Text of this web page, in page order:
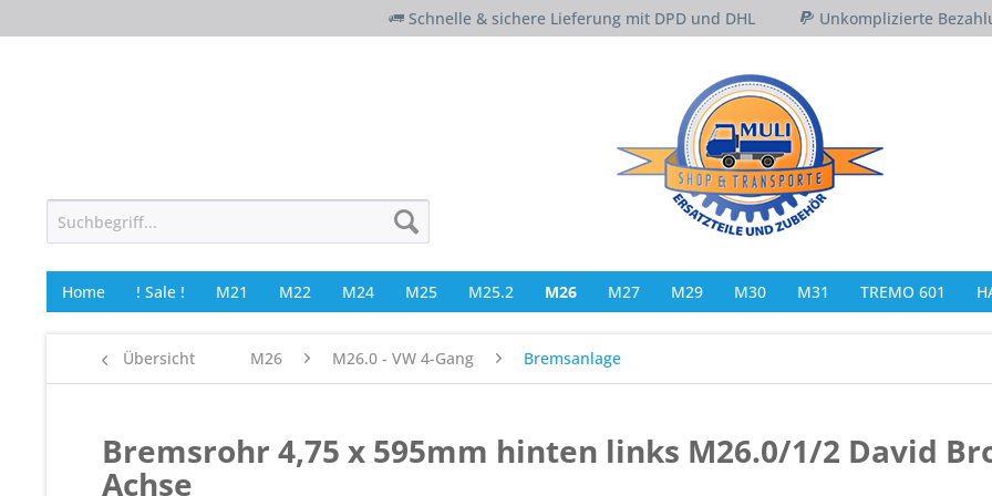
Schnelle & sichere Lieferung mit DPD und DHL Unkomplizierte
Home ! Sale ! M21 M22 M24 M25 M25.2 M26 M27 M29 M30 M31 TREMO 601
Übersicht M26 M26.0 - VW 4-Gang Bremsanlage
Bremsrohr 4,75 x 595mm hinten links M26.0/1/2 David
Achse